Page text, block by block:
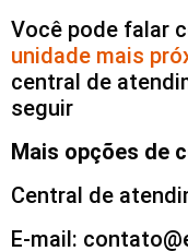
Você pode falar
unidade mais
central de
seguir
Mais opções de
Central de
E-mail: